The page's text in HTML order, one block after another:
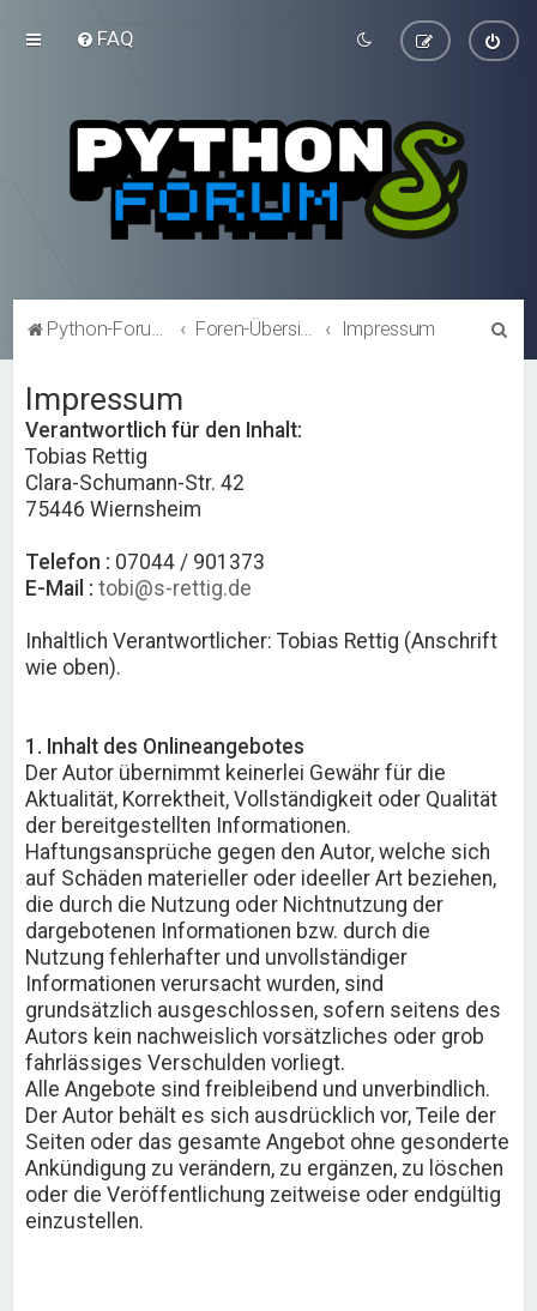
FAQ
Python-Forum.de Foren-Übersicht Impressum
Impressum
Verantwortlich für den Inhalt:
Tobias Rettig
Clara-Schumann-Str. 42
75446 Wiernsheim
Telefon : 07044 / 901373
E-Mail : tobi@s-rettig.de
Inhaltlich Verantwortlicher: Tobias Rettig (Anschrift
wie oben).
1. Inhalt des Onlineangebotes
Der Autor übernimmt keinerlei Gewähr für die
Aktualität, Korrektheit, Vollständigkeit oder Qualität
der bereitgestellten Informationen.
Haftungsansprüche gegen den Autor, welche sich
auf Schäden materieller oder ideeller Art beziehen,
die durch die Nutzung oder Nichtnutzung der
dargebotenen Informationen bzw. durch die
Nutzung fehlerhafter und unvollständiger
Informationen verursacht wurden, sind
grundsätzlich ausgeschlossen, sofern seitens des
Autors kein nachweislich vorsätzliches oder grob
fahrlässiges Verschulden vorliegt.
Alle Angebote sind freibleibend und unverbindlich.
Der Autor behält es sich ausdrücklich vor, Teile der
Seiten oder das gesamte Angebot ohne gesonderte
Ankündigung zu verändern, zu ergänzen, zu löschen
oder die Veröffentlichung zeitweise oder endgültig
einzustellen.